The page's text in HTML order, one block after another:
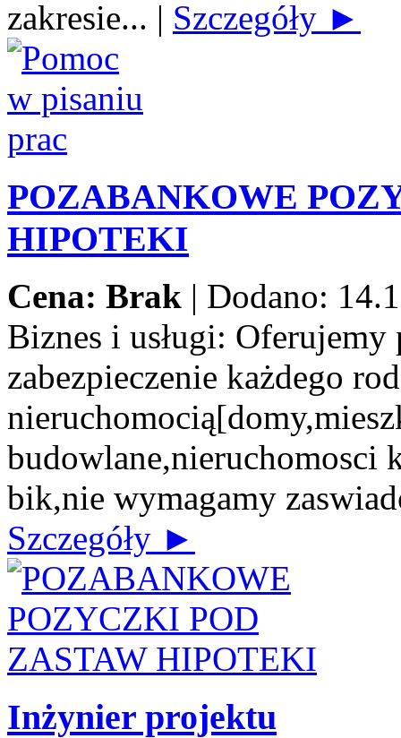
zakresie... | Szczegóły ►
POZABANKOWE
HIPOTEKI
Cena: Brak | Dodano:
Biznes i usługi: Oferujemy
zabezpieczenie każdego
budowlane,nieruchomosci
bik,nie wymagamy
Szczegóły ►
Inżynier projektu